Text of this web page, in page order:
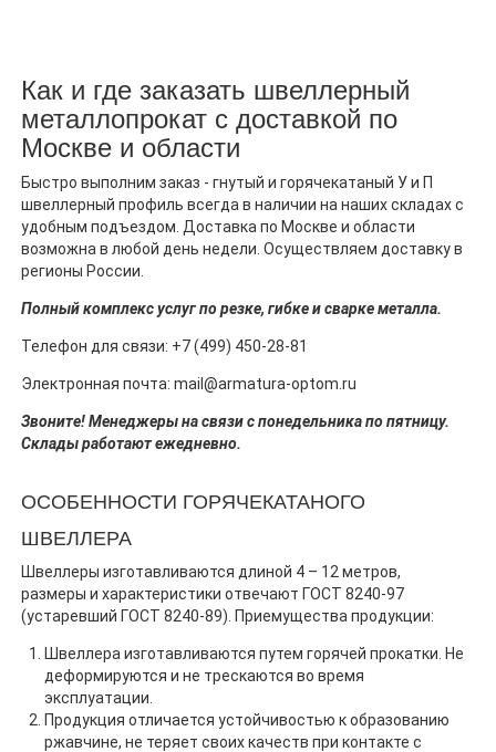
Как и где заказать швеллерный
металлопрокат с доставкой по
Москве и области
Быстро выполним заказ - гнутый и горячекатаный У и П
швеллерный профиль всегда в наличии на наших складах с
удобным подъездом. Доставка по Москве и области
возможна в любой день недели. Осуществляем доставку в
регионы России.
Полный комплекс услуг по резке, гибке и сварке металла.
Телефон для связи: +7 (499) 450-28-81
Электронная почта: mail@armatura-optom.ru
Звоните! Менеджеры на связи с понедельника по пятницу.
Склады работают ежедневно.
ОСОБЕННОСТИ ГОРЯЧЕКАТАНОГО
ШВЕЛЛЕРА
Швеллеры изготавливаются длиной 4 – 12 метров,
размеры и характеристики отвечают ГОСТ 8240-97
(устаревший ГОСТ 8240-89). Приемущества продукции:
Швеллера изготавливаются путем горячей прокатки. Не
деформируются и не трескаются во время
эксплуатации.
Продукция отличается устойчивостью к образованию
ржавчине, не теряет своих качеств при контакте с